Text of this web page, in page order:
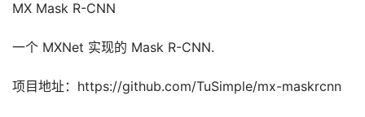
MX Mask R-CNN
一个 MXNet 实现的 Mask R-CNN.
项目地址：https://github.com/TuSimple/mx-maskrcnn